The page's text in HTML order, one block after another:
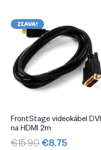
ZĽAVA!
FrontStage videokábel DVI
na HDMI 2m
€15.90Pôvodná
€8.75Aktuálna